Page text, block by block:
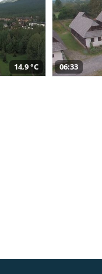
14,9 °C 06:33